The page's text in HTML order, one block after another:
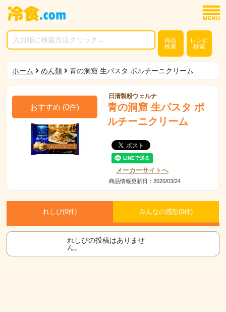
商品
検索
レシピ
検索
ホーム めん類 青の洞窟 生パスタ ポルチーニクリーム
おすすめ (0件)
日清製粉ウェルナ
青の洞窟 生パスタ ポ
ルチーニクリーム
メーカーサイトへ
商品情報更新日：2020/03/24
れしぴ(0件) みんなの感想(0件)
れしぴの投稿はありませ
ん。